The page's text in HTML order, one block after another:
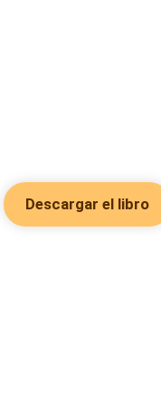
Descargar el libro